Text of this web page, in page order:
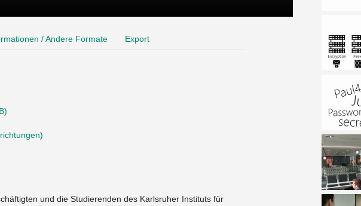
/ Andere Formate Export
und die Studierenden des Karlsruher Instituts für